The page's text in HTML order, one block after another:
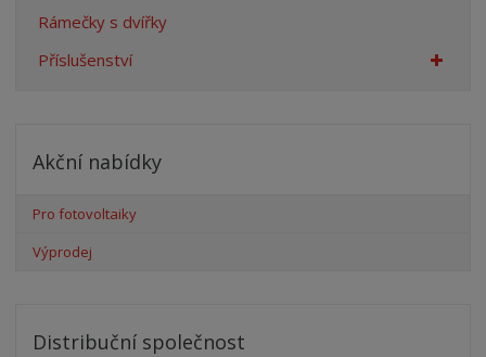
Rámečky s dvířky
Příslušenství
Akční nabídky
Pro fotovoltaiky
Výprodej
Distribuční společnost